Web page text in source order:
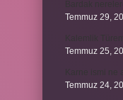
Temmuz 29,
Temmuz 25,
Temmuz 24,